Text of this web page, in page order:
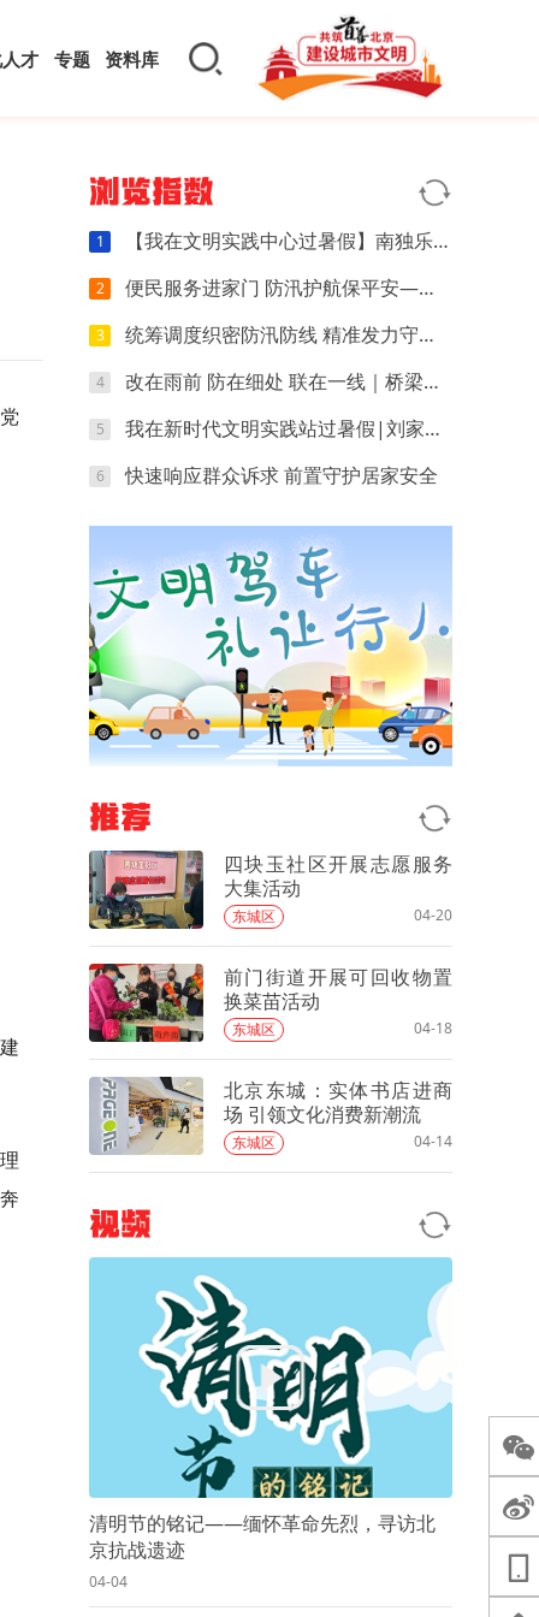
才 专题 资料库
浏览指数
1 【我在文明实践中心过暑假】南独乐河镇“杏”福成长营暑期公益托管圆满收官
2 便民服务进家门 防汛护航保平安——刘家店镇残疾人温馨家园开展入户志愿服务
3 统筹调度织密防汛防线 精准发力守护万家平安
4 改在雨前 防在细处 联在一线｜桥梁厂社区全链条筑牢防汛安全屏障
5 我在新时代文明实践站过暑假|刘家店镇团委开设冰乳酪司康烘焙实践课
6 快速响应群众诉求 前置守护居家安全
推荐
四块玉社区开展志愿服务
大集活动
东城区 04-20
前门街道开展可回收物置
换菜苗活动
东城区 04-18
北京东城：实体书店进商
场 引领文化消费新潮流
东城区 04-14
视频
清明节的铭记——缅怀革命先烈，寻访北
京抗战遗迹
04-04